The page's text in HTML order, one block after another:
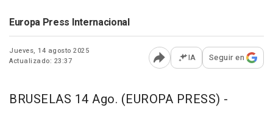
Europa Press Internacional
Jueves, 14 agosto 2025
Actualizado: 23:37
Abrir opciones para
IA Seguir en
BRUSELAS 14 Ago. (EUROPA PRESS) -